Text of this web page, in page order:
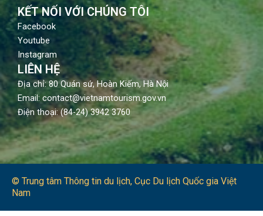
KẾT NỐI VỚI CHÚNG TÔI
Facebook
Youtube
Instagram
LIÊN HỆ
Địa chỉ: 80 Quán sứ, Hoàn Kiếm, Hà Nội
Email: contact@vietnamtourism.gov.vn
Điện thoại: (84-24) 3942 3760
© Trung tâm Thông tin du lịch​, Cục Du lịch Quốc gia Việt
Nam